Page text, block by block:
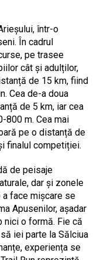
într-o
În cadrul
pe trasee
cât și adulților,
de 15 km, fiind
Cea de-a doua
de 5 km, iar cea
800 m. Cea mai
pe o distanță de
finalul competiției.
de peisaje
dar și zonele
face mișcare se
Apusenilor, așadar
nici o formă. Fie că
iei parte la Sălciua
experiența se